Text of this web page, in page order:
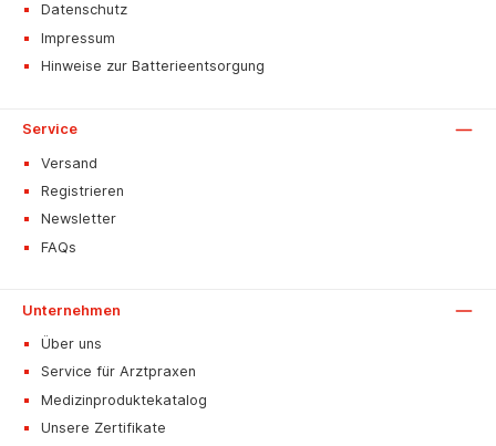
Datenschutz
Impressum
Hinweise zur Batterieentsorgung
Service
Versand
Registrieren
Newsletter
FAQs
Unternehmen
Über uns
Service für Arztpraxen
Medizinproduktekatalog
Unsere Zertifikate